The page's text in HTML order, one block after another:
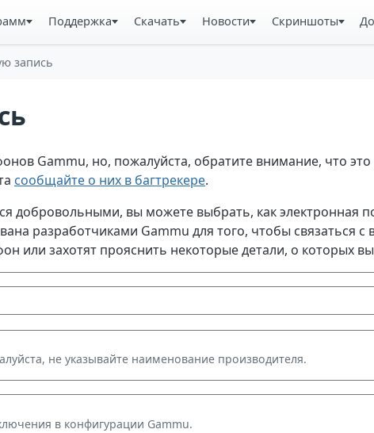
Поддержка Скачать Новости Скриншоты
запись
Gammu, но, пожалуйста, обратите внимание, что
сообщайте о них в багтрекере.
добровольными, вы можете выбрать, как электронная
разработчиками Gammu для того, чтобы связаться с
или захотят прояснить некоторые детали, о которых
не указывайте наименование производителя.
в конфигурации Gammu.